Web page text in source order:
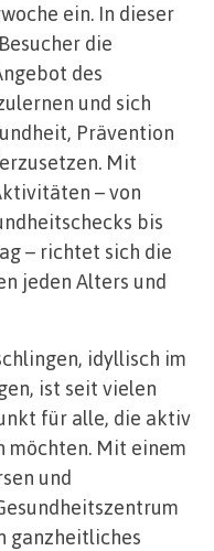
ein. In dieser
die
des
und sich
Prävention
Mit
– von
bis
– richtet sich die
jeden Alters und
idyllisch im
ist seit vielen
für alle, die aktiv
möchten. Mit einem
und
ganzheitliches